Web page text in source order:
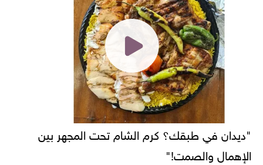
"ديدان في طبقك؟ كرم الشام تحت المجهر بين
الإهمال والصمت!"